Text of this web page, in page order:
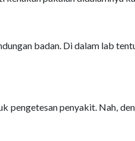
badan. Di dalam lab
pengetesan penyakit. Nah,